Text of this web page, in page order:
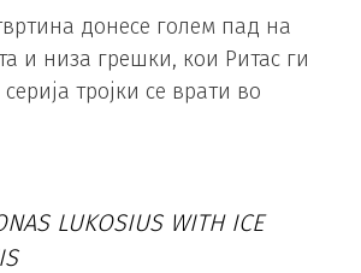
донесе голем пад на
и низа грешки, кои Ритас ги
тројки се врати во
LUKOSIUS WITH ICE